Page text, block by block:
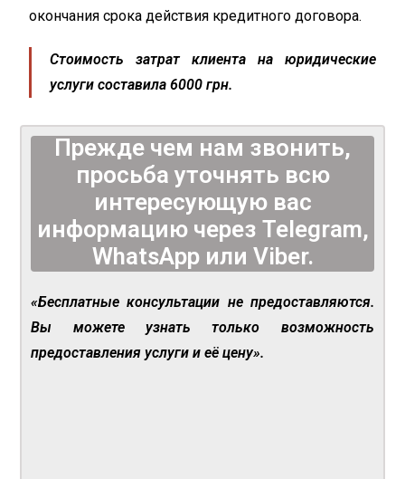
окончания срока действия кредитного договора.
Стоимость затрат клиента на юридические
услуги составила 6000 грн.
Прежде чем нам звонить,
просьба уточнять всю
интересующую вас
информацию через Telegram,
WhatsApp или Viber.
«Бесплатные консультации не предоставляются.
Вы можете узнать только возможность
предоставления услуги и её цену».